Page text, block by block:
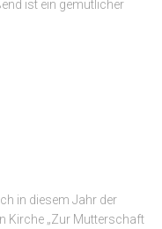
ist ein gemütlicher
in diesem Jahr der
Kirche „Zur Mutterschaft